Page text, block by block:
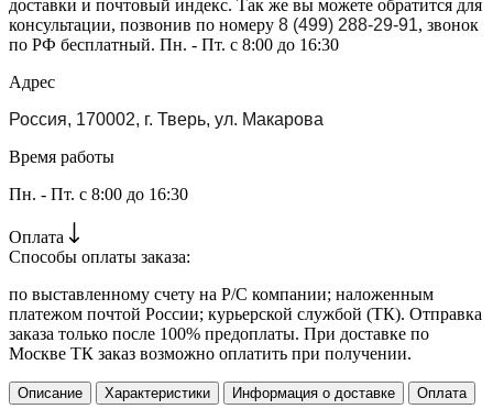
доставки и почтовый индекс. Так же вы можете обратится для
консультации, позвонив по номеру 8 (499) 288-29-91, звонок
по РФ бесплатный. Пн. - Пт. с 8:00 до 16:30
Адрес
Россия, 170002, г. Тверь, ул. Макарова
Время работы
Пн. - Пт. с 8:00 до 16:30
Оплата
Способы оплаты заказа:
по выставленному счету на Р/С компании; наложенным
платежом почтой России; курьерской службой (ТК). Отправка
заказа только после 100% предоплаты. При доставке по
Москве ТК заказ возможно оплатить при получении.
Описание Характеристики Информация о доставке Оплата